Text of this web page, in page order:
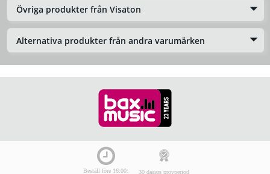
Övriga produkter från Visaton
Alternativa produkter från andra varumärken
Beställ före 16:00:
30 dagars provperiod